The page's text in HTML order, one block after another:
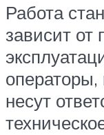
Работа
зависит от
несут